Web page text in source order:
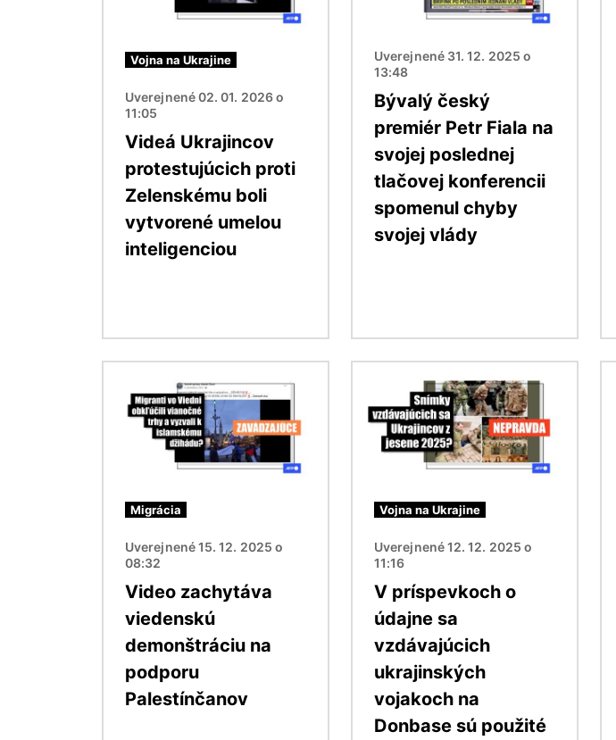
Vojna na Ukrajine
Uverejnené 02. 01. 2026 o
11:05
Videá Ukrajincov
protestujúcich proti
Zelenskému boli
vytvorené umelou
inteligenciou
Uverejnené 31. 12. 2025 o
13:48
Bývalý český
premiér Petr Fiala na
svojej poslednej
tlačovej konferencii
spomenul chyby
svojej vlády
Migrácia
Uverejnené 15. 12. 2025 o
08:32
Video zachytáva
viedenskú
demonštráciu na
podporu
Palestínčanov
Vojna na Ukrajine
Uverejnené 12. 12. 2025 o
11:16
V príspevkoch o
údajne sa
vzdávajúcich
ukrajinských
vojakoch na
Donbase sú použité